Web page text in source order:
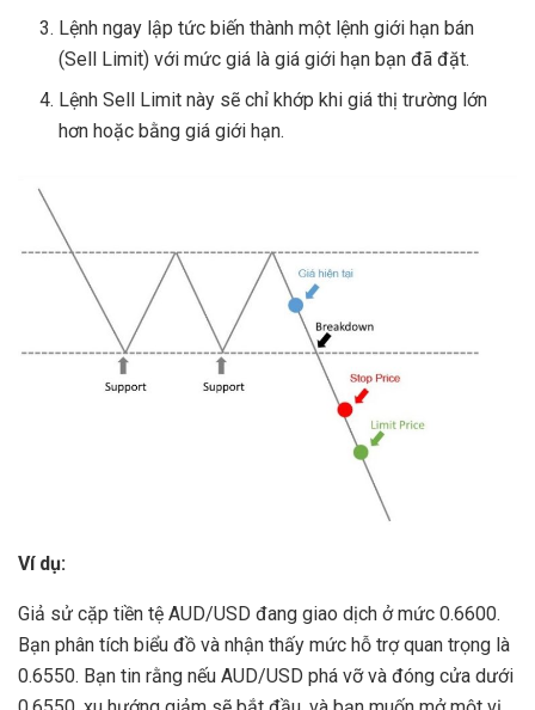
Lệnh ngay lập tức biến thành một lệnh giới hạn bán
(Sell Limit) với mức giá là giá giới hạn bạn đã đặt.
Lệnh Sell Limit này sẽ chỉ khớp khi giá thị trường lớn
hơn hoặc bằng giá giới hạn.
Ví dụ:
Giả sử cặp tiền tệ AUD/USD đang giao dịch ở mức 0.6600.
Bạn phân tích biểu đồ và nhận thấy mức hỗ trợ quan trọng là
0.6550. Bạn tin rằng nếu AUD/USD phá vỡ và đóng cửa dưới